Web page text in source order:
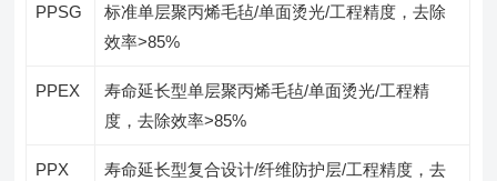
PPSG
标准单层聚丙烯毛毡/单面烫光/工程精度，去除
效率>85%
PPEX
寿命延长型单层聚丙烯毛毡/单面烫光/工程精
度，去除效率>85%
PPX
寿命延长型复合设计/纤维防护层/工程精度，去